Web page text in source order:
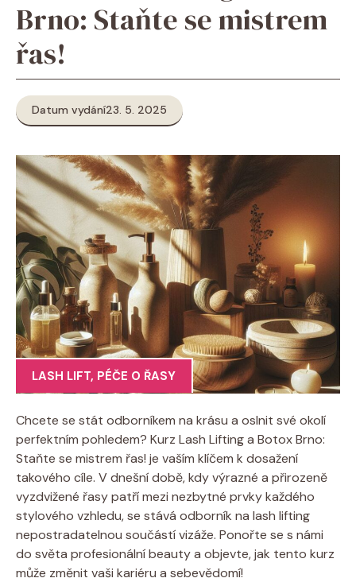
Brno: Staňte se mistrem
řas!
Datum vydání23. 5. 2025
LASH LIFT, PÉČE O ŘASY
Chcete se stát odborníkem na krásu a oslnit své okolí
perfektním pohledem? Kurz Lash Lifting a Botox Brno:
Staňte se mistrem řas! je vaším klíčem k dosažení
takového cíle. V dnešní době, kdy výrazné a přirozeně
vyzdvižené řasy patří mezi nezbytné prvky každého
stylového vzhledu, se stává odborník na lash lifting
nepostradatelnou součástí vizáže. Ponořte se s námi
do světa profesionální beauty a objevte, jak tento kurz
může změnit vaši kariéru a sebevědomí!